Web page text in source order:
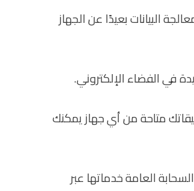
البيانات بعيدًا عن الجهاز
في الفضاء الإلكتروني.
متاحة من أي جهاز يمكنك
العامة خدماتها عبر